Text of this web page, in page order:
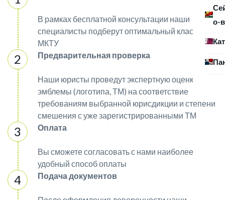
о-
В рамках бесплатной консультации наши
специалисты подберут оптимальный класс
МКТУ
Предварительная проверка
Наши юристы проведут экспертную оценку
эмблемы (логотипа, ТМ) на соответствие
требованиям выбранной юрисдикции и степени
смешения с уже зарегистрированными ТМ
Оплата
Вы сможете согласовать с нами наиболее
удобный способ оплаты
Подача документов